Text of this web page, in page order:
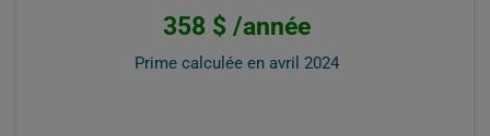
358 $ /année
Prime calculée en avril 2024